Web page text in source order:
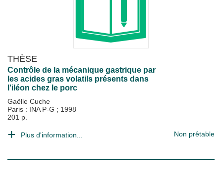
THÈSE
Contrôle de la mécanique gastrique par
les acides gras volatils présents dans
l'iléon chez le porc
Gaëlle Cuche
Paris : INA P-G ; 1998
201 p.
Plus d'information... Non prêtable